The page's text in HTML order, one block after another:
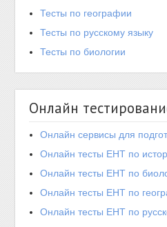
Тесты по географии
Тесты по русскому языку
Тесты по биологии
Онлайн
Онлайн сервисы для
Онлайн тесты ЕНТ по
Онлайн тесты ЕНТ по
Онлайн тесты ЕНТ по
Онлайн тесты ЕНТ по